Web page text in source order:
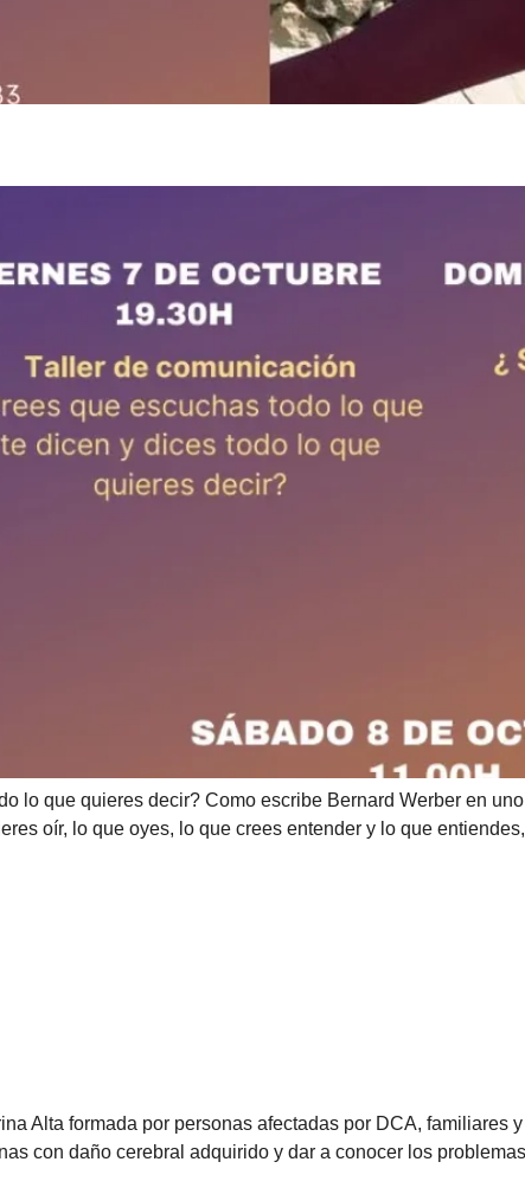
lo que quieres decir? Como escribe Bernard Werber en
oír, lo que oyes, lo que crees entender y lo que
Alta formada por personas afectadas por DCA, familiares
con daño cerebral adquirido y dar a conocer los